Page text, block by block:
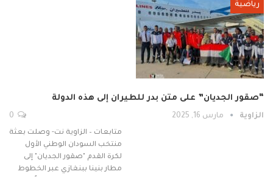
رياضية
“صقور الجديان” على متن بدر للطيران إلى هذه الدولة
الزاوية مارس 16, 2025
متابعات – الزاوية نت- وصلت بعثة
منتخب السودان الوطني الأول
لكرة القدم "صقور الجديان" إلى
مطار بنينا ببنغازي عبر الخطوط